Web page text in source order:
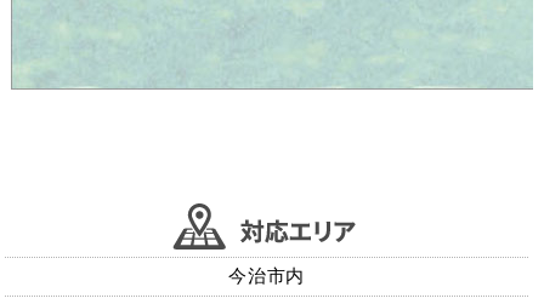
今治市内